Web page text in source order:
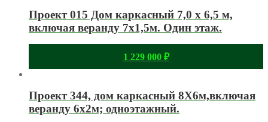
Проект 015 Дом каркасный 7,0 x 6,5 м,
включая веранду 7х1,5м. Один этаж.
1 229 000 ₽
Проект 344, дом каркасный 8Х6м,включая
веранду 6х2м; одноэтажный.